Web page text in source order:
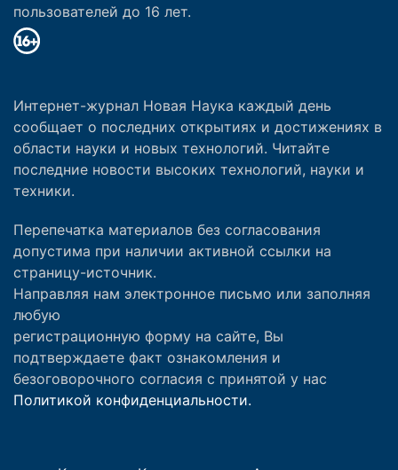
пользователей до 16 лет.
Интернет-журнал Новая Наука каждый день
сообщает о последних открытиях и достижениях в
области науки и новых технологий. Читайте
последние новости высоких технологий, науки и
техники.
Перепечатка материалов без согласования
допустима при наличии активной ссылки на
страницу-источник.
Направляя нам электронное письмо или заполняя
любую
регистрационную форму на сайте, Вы
подтверждаете факт ознакомления и
безоговорочного согласия с принятой у нас
Политикой конфиденциальности.